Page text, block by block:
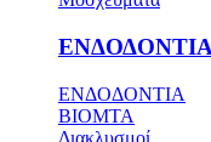
ΕΝΔΟΔΟΝΤΙΑ
ΕΝΔΟΔΟΝΤΙΑ
BIOMTA
Διακλυσμοί